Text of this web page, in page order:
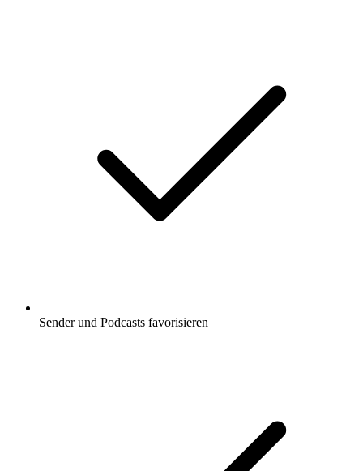
Sender und Podcasts favorisieren